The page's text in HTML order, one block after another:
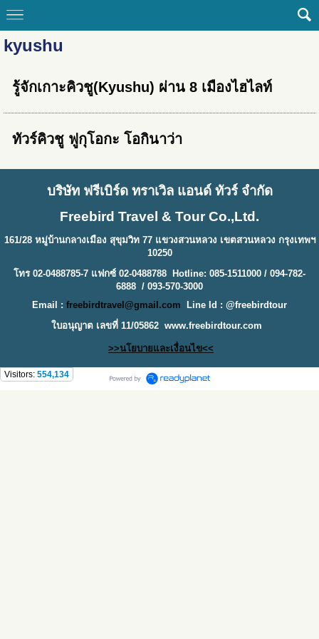
kyushu
รู้จักเกาะคิวชู(Kyushu) ผ่าน 8 เมืองไฮไลท์
ทัวร์คิวชู ฟูกุโอกะ โอกินาว่า
บริษัท ฟรีเบิร์ด ทราเวิล แอนด์ ทัวร์ จำกัด
Freebird Travel & Tour Co.,Ltd.
161/28 หมู่บ้านกลางเมือง สุขุมวิท 77 แขวงสวนหลวง เขตสวนหลวง กรุงเทพฯ
10250
โทร 02-0488785-7 แฟกซ์ 02-0488788 Hotline: 085-1511000 / 094-782-
6888 / 093-570-3000
Email : freebirdtravel@gmail.com
Line Id : @freebirdtour
ใบอนุญาต เลขที่ 11/05862 www.freebirdtour.com
>>นโยบายและเงื่อนไข<<
Visitors: 554,134